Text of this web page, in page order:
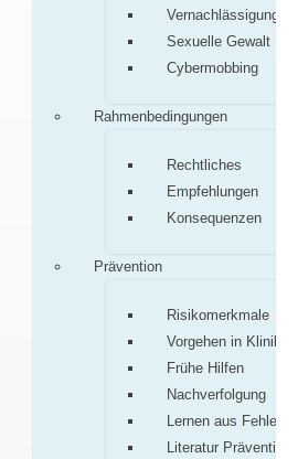
Vernachlässigung
Sexuelle Gewalt
Cybermobbing
Rahmenbedingungen
Rechtliches
Empfehlungen
Konsequenzen
Prävention
Risikomerkmale
Vorgehen in Klinik/
Frühe Hilfen
Nachverfolgung
Lernen aus Fehlern
Literatur Prävention